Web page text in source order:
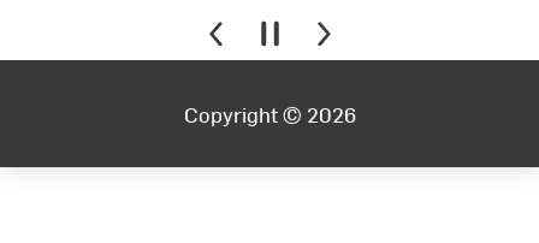
Copyright © 2026